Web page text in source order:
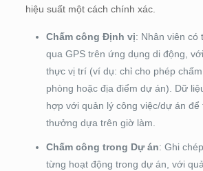
hiệu suất một cách chính xác.
Chấm công Định vị: Nhân viên có
qua GPS trên ứng dụng di động,
thực vị trí (ví dụ: chỉ cho phép
phòng hoặc địa điểm dự án). Dữ
hợp với quản lý công việc/dự án
thưởng dựa trên giờ làm.
Chấm công trong Dự án: Ghi
từng hoạt động trong dự án, với